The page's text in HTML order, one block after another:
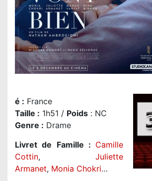
é : France
Taille : 1h51 / Poids : NC
Genre : Drame
Livret de Famille : Camille
Cottin, Juliette
Armanet, Monia Chokri…